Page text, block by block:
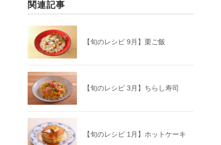
関連記事
【旬のレシピ 9月】栗ご飯
【旬のレシピ 3月】ちらし寿司
【旬のレシピ 1月】ホットケーキ